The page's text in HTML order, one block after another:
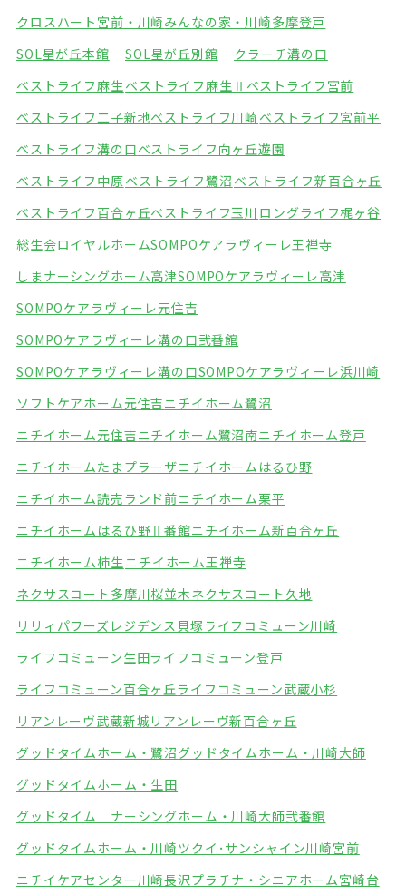
クロスハート宮前・川崎みんなの家・川崎多摩登戸
SOL星が丘本館
SOL星が丘別館
クラーチ溝の口
ベストライフ麻生 ベストライフ麻生Ⅱ ベストライフ宮前
ベストライフ二子新地ベストライフ川崎 ベストライフ宮前平
ベストライフ溝の口ベストライフ向ヶ丘遊園
ベストライフ中原ベストライフ鷺沼 ベストライフ新百合ヶ丘
ベストライフ百合ヶ丘ベストライフ玉川 ロングライフ梶ヶ谷
総生会ロイヤルホームSOMPOケアラヴィーレ王禅寺
しまナーシングホーム高津SOMPOケアラヴィーレ高津
SOMPOケアラヴィーレ元住吉
SOMPOケアラヴィーレ溝の口弐番館
SOMPOケアラヴィーレ溝の口SOMPOケアラヴィーレ浜川崎
ソフトケアホーム元住吉ニチイホーム鷺沼
ニチイホーム元住吉ニチイホーム鷺沼南ニチイホーム登戸
ニチイホームたまプラーザニチイホームはるひ野
ニチイホーム読売ランド前ニチイホーム栗平
ニチイホームはるひ野Ⅱ番館ニチイホーム新百合ヶ丘
ニチイホーム柿生 ニチイホーム王禅寺
ネクサスコート多摩川桜並木ネクサスコート久地
リリィパワーズレジデンス貝塚ライフコミューン川崎
ライフコミューン生田ライフコミューン登戸
ライフコミューン百合ヶ丘ライフコミューン武蔵小杉
リアンレーヴ武蔵新城 リアンレーヴ新百合ヶ丘
グッドタイムホーム・鷺沼グッドタイムホーム・川崎大師
グッドタイムホーム・生田
グッドタイム ナーシングホーム・川崎大師弐番館
グッドタイムホーム・川崎ツクイ･サンシャイン川崎宮前
ニチイケアセンター川崎長沢プラチナ・シニアホーム宮崎台